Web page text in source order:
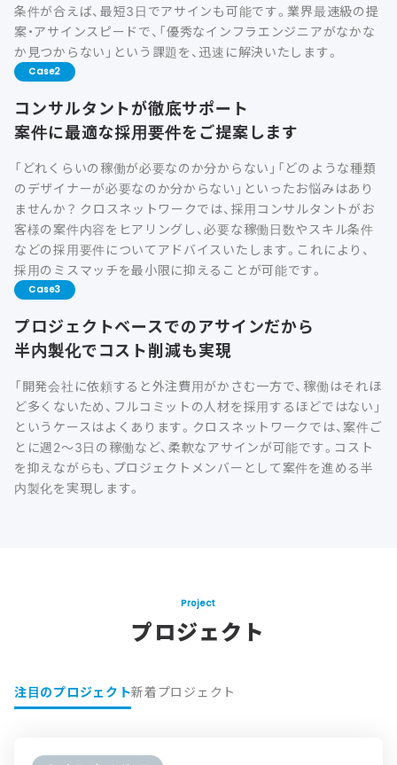
条件が合えば、最短3日でアサインも可能です。業界最速級の提
案・アサインスピードで、「優秀なインフラエンジニアがなかな
か見つからない」という課題を、迅速に解決いたします。
Case
コンサルタントが徹底サポート
案件に最適な採用要件をご提案します
「どれくらいの稼働が必要なのか分からない」「どのような種類
のデザイナーが必要なのか分からない」といったお悩みはあり
ませんか？ クロスネットワークでは、採用コンサルタントがお
客様の案件内容をヒアリングし、必要な稼働日数やスキル条件
などの採用要件についてアドバイスいたします。これにより、
採用のミスマッチを最小限に抑えることが可能です。
Case
プロジェクトベースでのアサインだから
半内製化でコスト削減も実現
「開発会社に依頼すると外注費用がかさむ一方で、稼働はそれほ
ど多くないため、フルコミットの人材を採用するほどではない」
というケースはよくあります。クロスネットワークでは、案件ご
とに週2〜3日の稼働など、柔軟なアサインが可能です。コスト
を抑えながらも、プロジェクトメンバーとして案件を進める半
内製化を実現します。
Project
プロジェクト
注目のプロジェクト新着プロジェクト